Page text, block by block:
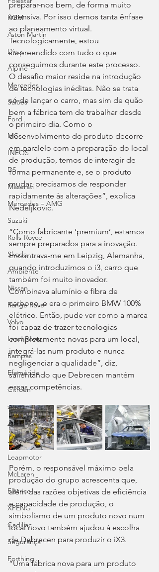
KGM
Aston Martin
Dicas
Alpine
Mercedes
Salões
Ford
MG
INEOS
DS
Maserati
Mercedes – AMG
Suzuki
Rolls-Royce
Skoda
Ambiente
Nissan
Range Rover
Volvo
Land Rover
Rampas
Efeméride
Citroën
smart
Zeekr
Jaguar
Leapmotor
McLaren
Elétrico
XPENG
Cadillac
Segurança
Forthing
preparar-nos bem, de forma muito
intensiva. Por isso demos tanta ênfase
ao planeamento virtual.
Tecnologicamente, estou
surpreendido com tudo o que
conseguimos durante este processo.
O desafio maior reside na introdução
de tecnologias inéditas. Não se trata
só de lançar o carro, mas sim de quão
bem a fábrica tem de trabalhar desde
o primeiro dia. Como o
desenvolvimento do produto decorre
em paralelo com a preparação do local
de produção, temos de interagir de
forma permanente e, se o produto
mudar, precisamos de responder
rapidamente às alterações”, explica
Nedeljkovic.
“Como fabricante ‘premium’, estamos
sempre preparados para a inovação.
Encontrava-me em Leipzig, Alemanha,
quando introduzimos o i3, carro que
também foi muito inovador.
Combinava alumínio e fibra de
carbono, e era o primeiro BMW 100%
elétrico. Então, pude ver como a marca
foi capaz de trazer tecnologias
completamente novas para um local,
integrá-las num produto e nunca
negligenciar a qualidade”, diz,
salientando que Debrecen mantém
essas competências.
Porém, o responsável máximo pela
produção do grupo acrescenta que,
além das razões objetivas de eficiência
e capacidade de produção, o
simbolismo de um produto novo num
local novo também ajudou à escolha
de Debrecen para produzir o iX3.
“Uma fábrica nova para um produto